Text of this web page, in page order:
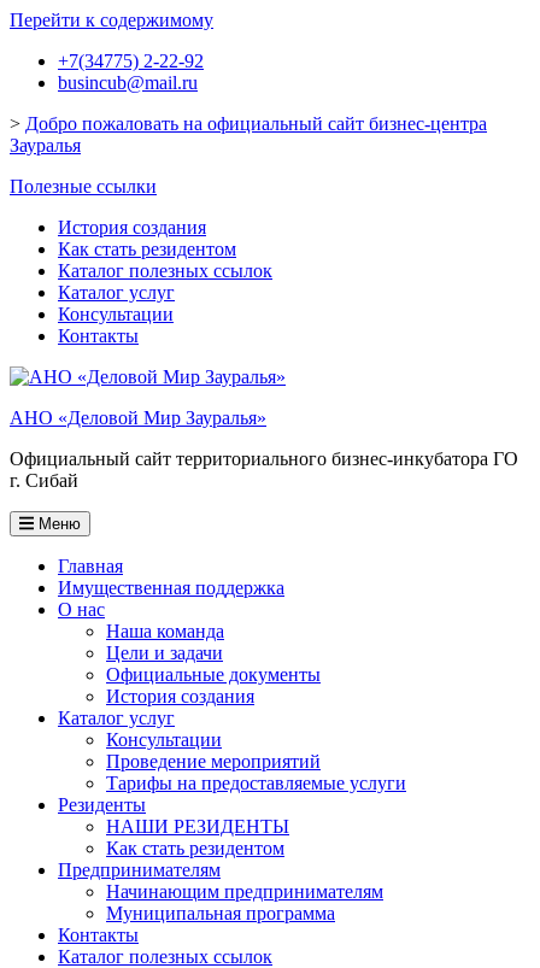
Перейти к содержимому
+7(34775) 2-22-92
busincub@mail.ru
> Добро пожаловать на официальный сайт бизнес-центра
Зауралья
Полезные ссылки
История создания
Как стать резидентом
Каталог полезных ссылок
Каталог услуг
Консультации
Контакты
АНО «Деловой Мир Зауралья»
Официальный сайт территориального бизнес-инкубатора ГО
г. Сибай
Меню
Главная
Имущественная поддержка
О нас
Наша команда
Цели и задачи
Официальные документы
История создания
Каталог услуг
Консультации
Проведение мероприятий
Тарифы на предоставляемые услуги
Резиденты
НАШИ РЕЗИДЕНТЫ
Как стать резидентом
Предпринимателям
Начинающим предпринимателям
Муниципальная программа
Контакты
Каталог полезных ссылок